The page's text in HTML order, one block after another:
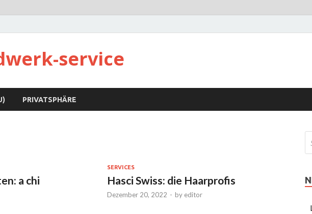
service
PRIVATSPHÄRE
a chi
SERVICES
Hasci Swiss: die Haarprofis
Dezember 20, 2022 - by editor